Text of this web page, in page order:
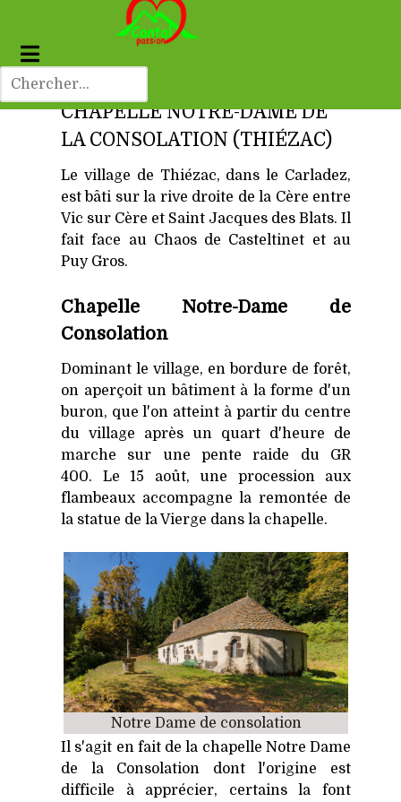
CHAPELLE NOTRE-DAME DE
LA CONSOLATION (THIÉZAC)
Le village de Thiézac, dans le Carladez,
est bâti sur la rive droite de la Cère entre
Vic sur Cère et Saint Jacques des Blats. Il
fait face au Chaos de Casteltinet et au
Puy Gros.
Chapelle Notre-Dame de
Consolation
Dominant le village, en bordure de forêt,
on aperçoit un bâtiment à la forme d'un
buron, que l'on atteint à partir du centre
du village après un quart d'heure de
marche sur une pente raide du GR
400. Le 15 août, une procession aux
flambeaux accompagne la remontée de
la statue de la Vierge dans la chapelle.
Notre Dame de consolation
Il s'agit en fait de la chapelle Notre Dame
de la Consolation dont l'origine est
difficile à apprécier, certains la font